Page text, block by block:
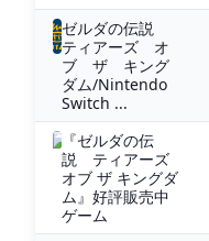
ゼルダの伝説
ティアーズ オ
ブ ザ キング
ダム/Nintendo
Switch ...
『ゼルダの伝
説 ティアーズ
オブ ザ キングダ
ム』好評販売中
ゲーム